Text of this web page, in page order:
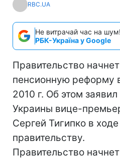
RBC.UA
Не витрачай час на
РБК-Україна у Google
Правительство
пенсионную реформу
2010 г. Об этом
Украины вице-
Сергей Тигипко в
правительству.
Правительство